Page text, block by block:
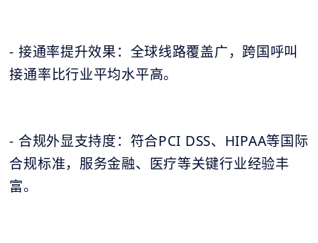
- 接通率提升效果：全球线路覆盖广，跨国呼叫
接通率比行业平均水平高。
- 合规外显支持度：符合PCI DSS、HIPAA等国际
合规标准，服务金融、医疗等关键行业经验丰
富。